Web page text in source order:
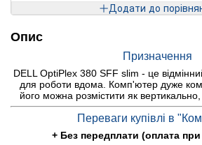
Додати до
Опис
Призначення
DELL OptiPlex 380 SFF slim - це
для роботи вдома. Комп'ютер дуже
його можна розмістити як вертикально,
Переваги купівлі в
+ Без передплати (оплата при